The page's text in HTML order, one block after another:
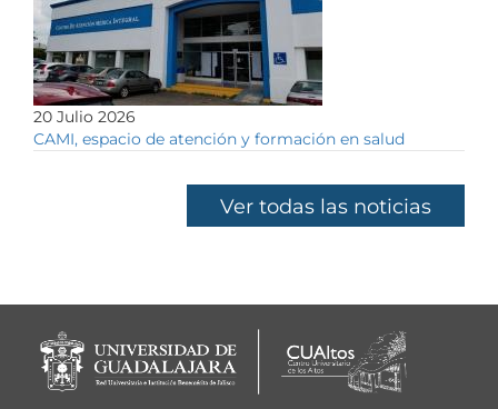
20 Julio 2026
CAMI, espacio de atención y formación en salud
Ver todas las noticias